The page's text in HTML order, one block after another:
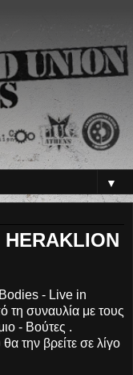
▼
- Live in
τη συναυλία με τους
- Βούτες .
την βρείτε σε λίγο